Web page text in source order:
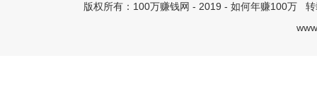
版权所有： 100万赚钱网 - 2019 -如何年赚100万 转